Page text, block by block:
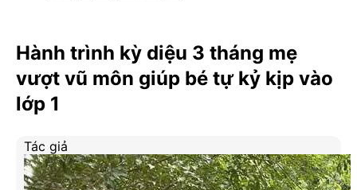
Hành trình kỳ diệu 3 tháng mẹ
vượt vũ môn giúp bé tự kỷ kịp vào
lớp 1
Tác giả